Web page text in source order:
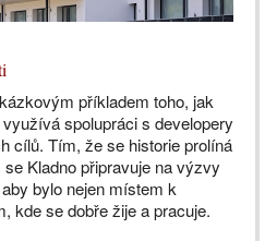
příkladem toho, jak
spolupráci s developery
cílů. Tím, že se historie prolíná
Kladno připravuje na výzvy
bylo nejen místem k
kde se dobře žije a pracuje.